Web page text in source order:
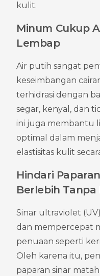
kulit.
Minum Cukup
Lembap
Air putih sangat
keseimbangan
terhidrasi dengan
segar, kenyal, dan
ini juga membantu
optimal dalam
elastisitas kulit
Hindari
Berlebih
Sinar ultraviolet
dan mempercepat
penuaan seperti
Oleh karena itu,
paparan sinar